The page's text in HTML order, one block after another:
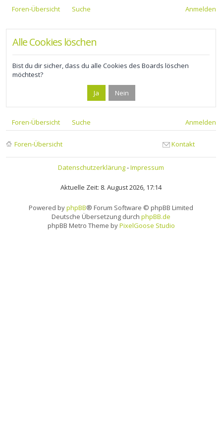
Foren-Übersicht Suche Anmelden
Alle Cookies löschen
Bist du dir sicher, dass du alle Cookies des Boards löschen
möchtest?
Foren-Übersicht Suche Anmelden
Foren-Übersicht Kontakt
Datenschutzerklärung-Impressum
Aktuelle Zeit: 8. August 2026, 17:14
Powered byphpBB® Forum Software © phpBB Limited
Deutsche Übersetzung durch phpBB.de
phpBB Metro Theme byPixelGoose Studio